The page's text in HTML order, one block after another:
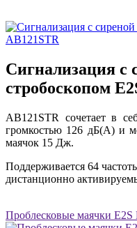
Сигнализация с
стробоскопом
AB121STR сочетает в
громкостью 126 дБ(A) и
маячок 15 Дж.
Поддерживается 64
дистанционно
Проблесковые маячки E2S